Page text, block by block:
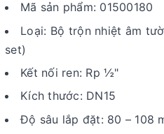
Mã sản phẩm: 01500180
Loại: Bộ trộn nhiệt âm
set)
Kết nối ren: Rp ½"
Kích thước: DN15
Độ sâu lắp đặt: 80 – 108